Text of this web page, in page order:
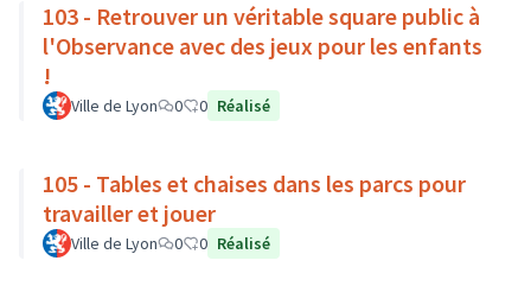
103 - Retrouver un véritable square public à
l'Observance avec des jeux pour les enfants
!
Ville de Lyon 0 0 Réalisé
105 - Tables et chaises dans les parcs pour
travailler et jouer
Ville de Lyon 0 0 Réalisé